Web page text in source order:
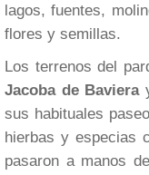
lagos, fuentes,
flores y semillas.
Los terrenos del
Jacoba de Baviera
sus habituales
hierbas y especias
pasaron a manos